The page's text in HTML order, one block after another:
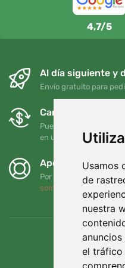
Usamos
de
nuestra
el tráfico
4,7/5
Al día siguiente y
Envío gratuito para
Cambios y
Puede devolver o
en un plazo de 90 días
Apoyamos a
Por cada pedido
somos